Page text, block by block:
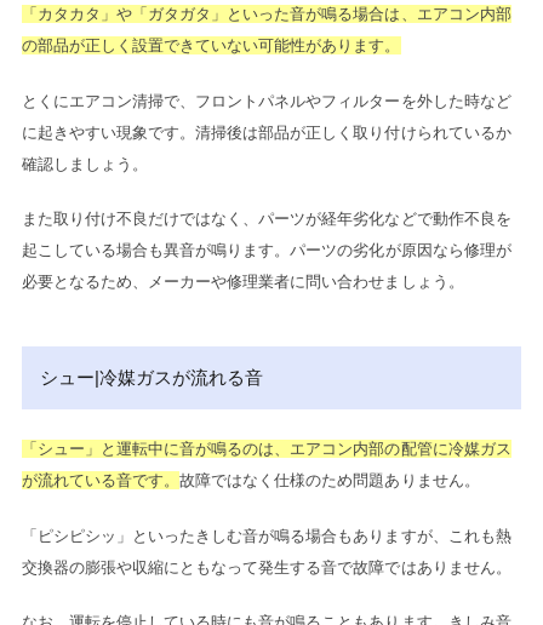
「カタカタ」や「ガタガタ」といった音が鳴る場合は、エアコン内部
の部品が正しく設置できていない可能性があります。
とくにエアコン清掃で、フロントパネルやフィルターを外した時など
に起きやすい現象です。清掃後は部品が正しく取り付けられているか
確認しましょう。
また取り付け不良だけではなく、パーツが経年劣化などで動作不良を
起こしている場合も異音が鳴ります。パーツの劣化が原因なら修理が
必要となるため、メーカーや修理業者に問い合わせましょう。
シュー|冷媒ガスが流れる音
「シュー」と運転中に音が鳴るのは、エアコン内部の配管に冷媒ガス
が流れている音です。故障ではなく仕様のため問題ありません。
「ピシピシッ」といったきしむ音が鳴る場合もありますが、これも熱
交換器の膨張や収縮にともなって発生する音で故障ではありません。